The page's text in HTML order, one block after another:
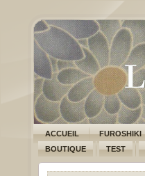
ACCUEIL FUROSHIKI
BOUTIQUE
TEST